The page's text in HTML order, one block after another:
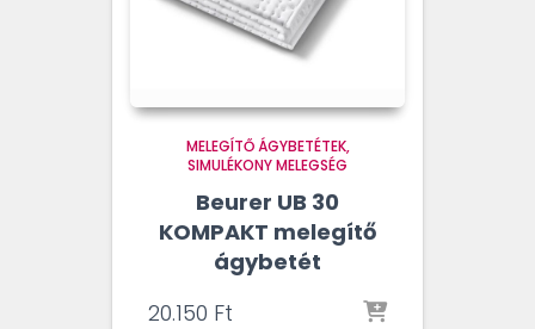
MELEGÍTŐ ÁGYBETÉTEK
SIMULÉKONY MELEGSÉG
Beurer UB 30
KOMPAKT melegítő
ágybetét
20.150 Ft